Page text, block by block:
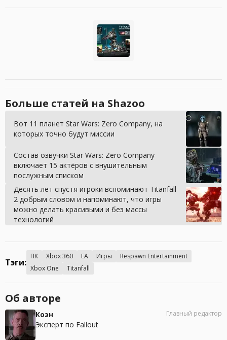
Больше статей на Shazoo
Вот 11 планет Star Wars: Zero Company, на
которых точно будут миссии
Состав озвучки Star Wars: Zero Company
включает 15 актёров с внушительным
послужным списком
Десять лет спустя игроки вспоминают Titanfall
2 добрым словом и напоминают, что игры
можно делать красивыми и без массы
технологий
Тэги:
ПК Xbox 360 EA Игры
Respawn Entertainment
Xbox One
Titanfall
Об авторе
Коэн
Эксперт по Fallout
Главный редактор